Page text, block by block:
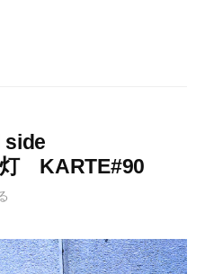
side
KARTE#90